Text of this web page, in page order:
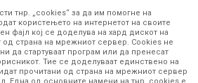
производите кои се изложени на нашата
да бидат конкретни, точни и прецизни,
тнр. „cookies“ за да им помогне на
користењето на интернетот на своите
фајл кој се доделува на хард дискот на
од страна на мрежниот сервер. Cookies не
да стартуваат програм или да пренесат
Тие се доделуваат единствено на
прочитани од страна на мрежниот сервер